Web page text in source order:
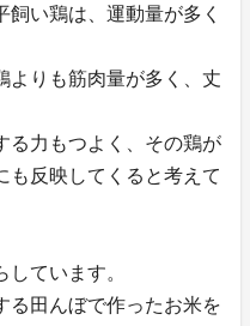
い鶏は、運動量が多く
よりも筋肉量が多く、丈
る力もつよく、その鶏が
も反映してくると考えて
ています。
る田んぼで作ったお米を